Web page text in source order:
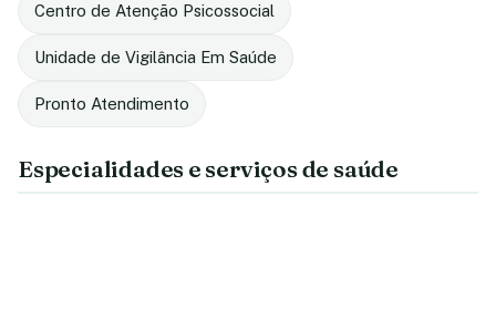
Centro de Atenção Psicossocial
Unidade de Vigilância Em Saúde
Pronto Atendimento
Especialidades e serviços de saúde